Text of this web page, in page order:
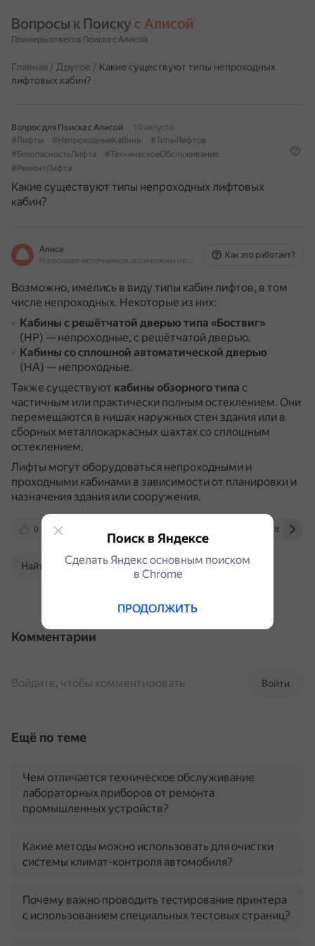
Вопросы к Поиску с Алисой
Примеры ответов Поиска с Алисой
Главная / Другое / Какие существуют типы непроходных
лифтовых кабин?
Вопрос для Поиска с Алисой
10 августа
#Лифты
#НепроходныеКабины
#ТипыЛифтов
#БезопасностьЛифта
#ТехническоеОбслуживание
#РемонтЛифта
Какие существуют типы непроходных лифтовых
кабин?
Алиса
На основе источников, возможны неточности
Как это работает?
Возможно, имелись в виду типы кабин лифтов, в том
числе непроходных. Некоторые из них:
Кабины с решётчатой дверью типа «Боствиг»
(НР) — непроходные, с решётчатой дверью.
Кабины со сплошной автоматической дверью
(НА) — непроходные.
Также существуют кабины обзорного типа с
частичным или практически полным остеклением. Они
перемещаются в нишах наружных стен здания или в
сборных металлокаркасных шахтах со сплошным
остеклением.
Лифты могут оборудоваться непроходными и
проходными кабинами в зависимости от планировки и
назначения здания или сооружения.
0 zenit.by
Найти в Поиске
Комментарии
Войти
Войдите, чтобы комментировать
Ещё по теме
Чем отличается техническое обслуживание
лабораторных приборов от ремонта
промышленных устройств?
Какие методы можно использовать для очистки
системы климат-контроля автомобиля?
Почему важно проводить тестирование принтера
с использованием специальных тестовых страниц?
Поиск в Яндексе
Сделать Яндекс основным поиском
в Сhrome
ПРОДОЛЖИТЬ